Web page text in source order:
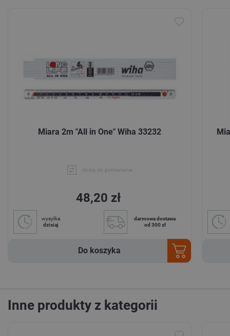
Miara 2m "All in One" Wiha 33232
dodaj do porównania
48,20 zł
wysyłka
dzisiaj
darmowa dostawa
od 300 zł
Do koszyka
Inne produkty z kategorii